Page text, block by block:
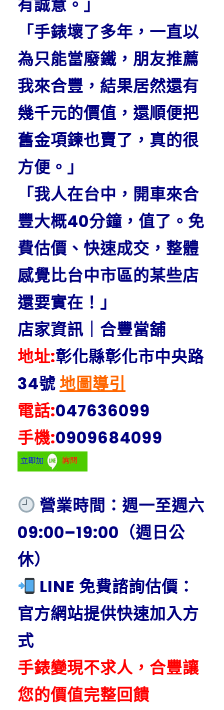
有誠意。」
「手錶壞了多年，一直以
為只能當廢鐵，朋友推薦
我來合豐，結果居然還有
幾千元的價值，還順便把
舊金項鍊也賣了，真的很
方便。」
「我人在台中，開車來合
豐大概40分鐘，值了。免
費估價、快速成交，整體
感覺比台中市區的某些店
還要實在！」
店家資訊｜合豐當舖
地址:彰化縣彰化市中央路
34號 地圖導引
電話:047636099
手機:0909684099
營業時間：週一至週六
09:00–19:00（週日公
休）
LINE 免費諮詢估價：
官方網站提供快速加入方
式
手錶變現不求人，合豐讓
您的價值完整回饋